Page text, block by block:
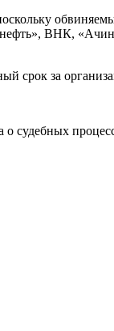
ВНК,
срок за
судебных